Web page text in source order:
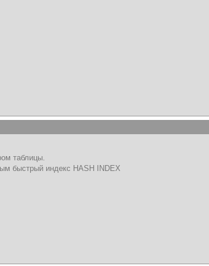
таблицы.
быстрый индекс HASH INDEX